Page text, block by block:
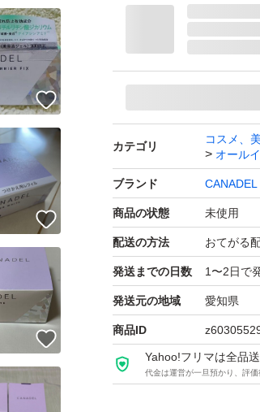
ブランド：CANADEL
カテゴリ
コスメ、
オール
ブランド CANADEL
商品の状態 未使用
配送の方法 おてがる
発送までの日数 1〜2日で
発送元の地域 愛知県
商品ID
Yahoo!フリマは全品
代金は運営が一旦預かり、評
いいね！